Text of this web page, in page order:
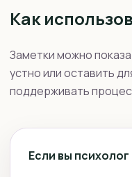
Как
Заметки можно
устно или оставить
поддерживать
Если вы психолог